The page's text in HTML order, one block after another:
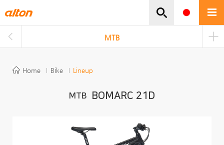
MTB
Home Bike Lineup
MTB BOMARC 21D